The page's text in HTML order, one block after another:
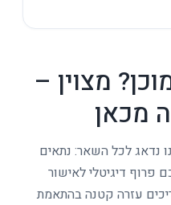
מצוין –
מכאן
נדאג לכל השאר: נתאים
פרוף דיגיטלי לאישור
עזרה קטנה בהתאמת